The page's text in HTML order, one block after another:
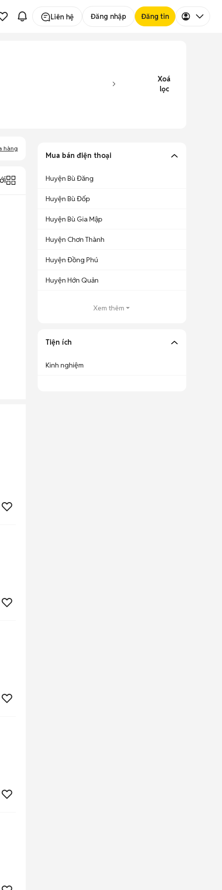
Liên hệ Đăng nhập Đăng tin
Xoá
lọc
hàng
Mua bán điện thoại
Huyện Bù Đăng
Huyện Bù Đốp
Huyện Bù Gia Mập
Huyện Chơn Thành
Huyện Đồng Phú
Huyện Hớn Quản
Xem thêm
Tiện ích
Kinh nghiệm